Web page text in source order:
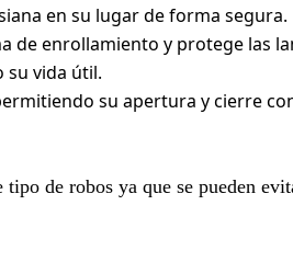
en su lugar de forma segura.
de enrollamiento y protege las
su vida útil.
su apertura y cierre
de robos ya que se pueden